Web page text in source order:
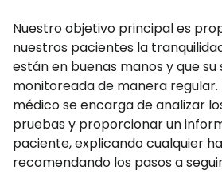
Nuestro objetivo principal es
nuestros pacientes la
están en buenas manos y que su
monitoreada de manera regular.
médico se encarga de analizar
pruebas y proporcionar un
paciente, explicando cualquier
recomendando los pasos a